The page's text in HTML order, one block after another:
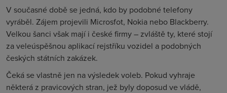
V současné době se jedná, kdo by podobné telefony
vyráběl. Zájem projevili Microsfot, Nokia nebo Blackberry.
Velkou šanci však mají i české firmy – zvláště ty, které stojí
za veleúspěšnou aplikací rejstříku vozidel a podobných
českých státních zakázek.
Čeká se vlastně jen na výsledek voleb. Pokud vyhraje
některá z pravicových stran, jež byly doposud ve vládě,